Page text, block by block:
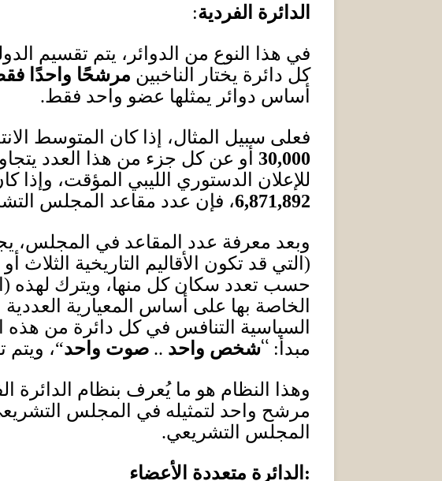
الدائرة الفردية:
في هذا النوع من الدوائر، يتم تقسيم
كل دائرة يختار الناخبين مرشحًا واحدًا
أساس دوائر يمثلها عضو واحد فقط.
فعلى سبيل المثال، إذا كان المتوسط
30,000
أو عن كل جزء من هذا العدد
للإعلان الدستوري الليبي المؤقت،
6,871,892، فإن عدد مقاعد المجلس
وبعد معرفة عدد المقاعد في المجلس،
( التي قد تكون الأقاليم التاريخية
حسب تعدد سكان كل منها، ويترك لهذه (
الخاصة بها على أساس المعيارية
السياسية التنافس في كل دائرة من هذه
مبدأ :
“شخص واحد .. صوت واحد“، ويتم
وهذا النظام هو ما يُعرف بنظام الدائرة
مرشح واحد لتمثيله في المجلس
المجلس التشريعي.
: الدائرة متعددة الأعضاء